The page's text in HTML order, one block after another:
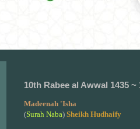
10th Rabee al Awwal 1435
Madeenah 'Isha
(Surah Naba) Sheikh Hudhaify